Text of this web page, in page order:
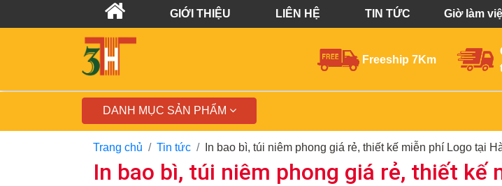
GIỚI THIỆU LIÊN HỆ TIN TỨC Giờ làm
Freeship 7Km
DANH MỤC SẢN PHẨM
Trang chủ Tin tức In bao bì, túi niêm phong giá rẻ, thiết kế miễn phí Logo tại
In bao bì, túi niêm phong giá rẻ, thiết kế